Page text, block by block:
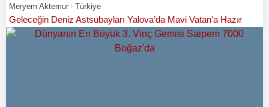
Meryem Aktemur Türkiye
Geleceğin Deniz Astsubayları Yalova’da Mavi Vatan’a Hazır